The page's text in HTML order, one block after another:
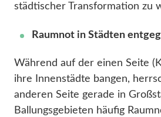
städtischer Transformation zu
Raumnot in Städten
Während auf der einen Seite
ihre Innenstädte bangen,
anderen Seite gerade in
Ballungsgebieten häufig